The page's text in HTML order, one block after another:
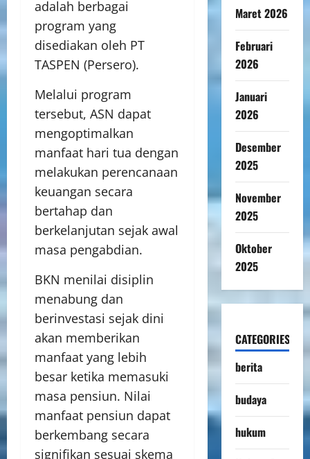
adalah berbagai
program yang
disediakan oleh PT
TASPEN (Persero).
Melalui program
tersebut, ASN dapat
mengoptimalkan
manfaat hari tua dengan
melakukan perencanaan
keuangan secara
bertahap dan
berkelanjutan sejak awal
masa pengabdian.
BKN menilai disiplin
menabung dan
berinvestasi sejak dini
akan memberikan
manfaat yang lebih
besar ketika memasuki
masa pensiun. Nilai
manfaat pensiun dapat
berkembang secara
signifikan sesuai skema
Maret 2026
Februari
2026
Januari
2026
Desember
2025
November
2025
Oktober
2025
CATEGORIES
berita
budaya
hukum